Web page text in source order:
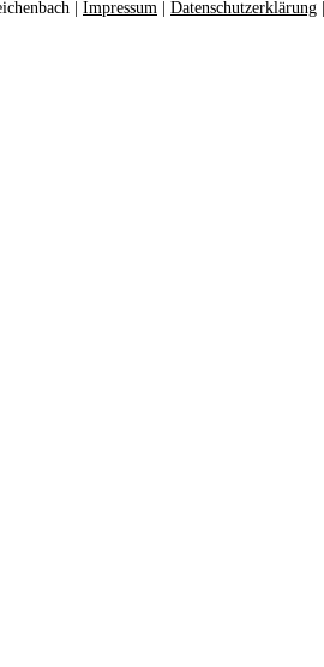
| Impressum Datenschutzerklärung